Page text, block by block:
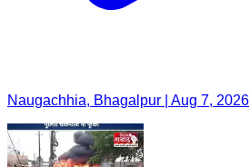
Naugachhia, Bhagalpur | Aug 7, 2026